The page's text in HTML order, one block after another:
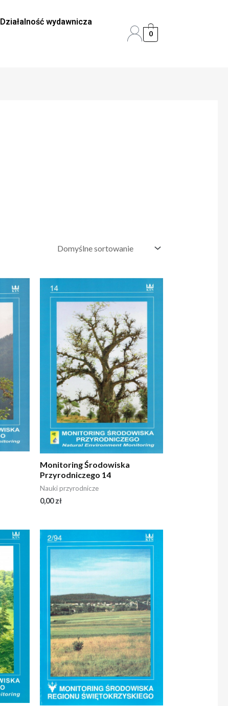
Działalność wydawnicza
0
Monitoring Środowiska
Przyrodniczego 14
Nauki przyrodnicze
0,00zł